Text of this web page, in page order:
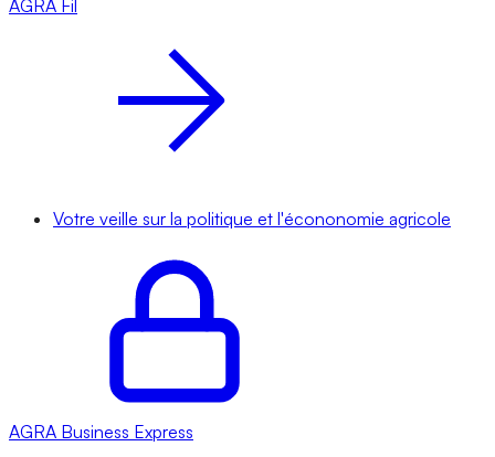
AGRA Fil
Votre veille sur la politique et l'écononomie agricole
AGRA Business Express